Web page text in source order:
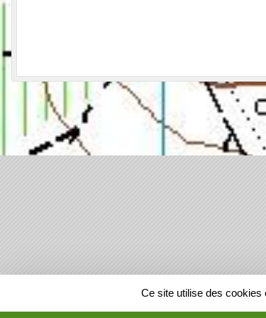
REGIONS
Ce site utilise des